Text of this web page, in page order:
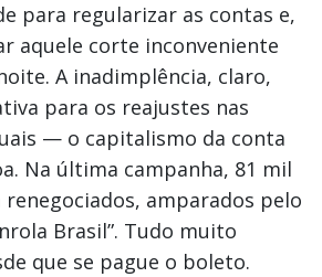
para regularizar as contas e,
aquele corte inconveniente
A inadimplência, claro,
para os reajustes nas
— o capitalismo da conta
Na última campanha, 81 mil
amparados pelo
Brasil”. Tudo muito
que se pague o boleto.